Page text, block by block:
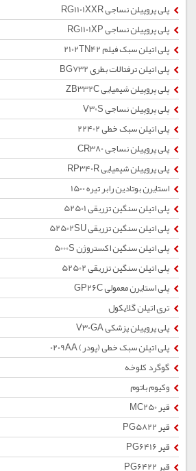
پلی پروپیلن نساجی RG1101XXR
پلی پروپیلن نساجی RG1101XP
پلی اتیلن سبک فیلم 2102TN42
پلی اتیلن ترفتالات بطری BG732
پلی پروپیلن شیمیایی ZB332C
پلی پروپیلن نساجی V30S
پلی اتیلن سبک خطی 22402
پلی پروپیلن نساجی CR380
پلی پروپیلن شیمیایی RP340R
استایرن بوتادین رابر تیره 1500
پلی اتیلن سنگین تزریقی 52501
پلی اتیلن سنگین تزریقی 52502SU
پلی اتیلن سنگین اکستروژن 5000S
پلی اتیلن سنگین تزریقی 52502
پلی استایرن معمولی GP26C
تری اتیلن گلایکول
پلی پروپیلن پزشکی V30GA
پلی اتیلن سبک خطی (پودر) 0209AA
گوگرد کلوخه
وکیوم باتوم
قیر MC250
قیر PG5822
قیر PG6416
قیر PG6422